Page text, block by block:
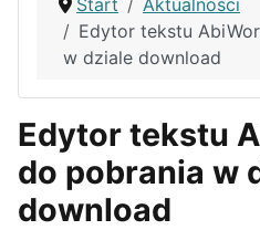
Start
Aktualności
Edytor tekstu
w dziale download
Edytor tekstu
do pobrania w
download